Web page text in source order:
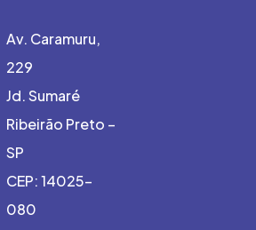
Av. Caramuru,
229
Jd. Sumaré
Ribeirão Preto –
SP
CEP: 14025-
080